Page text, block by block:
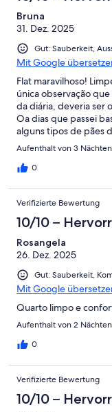
Bruna
31. Dez. 2025
Gut: Sauberkeit,
Mit Google
Flat maravilhoso!
única observação
da diária, deveria ser
Oa dias que passei
alguns tipos de pães
que tem qje melhorar!
Aufenthalt von 3
0
Verifizierte Bewertung
10/10 –
Rosangela
26. Dez. 2025
Gut: Sauberkeit,
Mit Google
Quarto limpo e
Aufenthalt von 2
0
Verifizierte Bewertung
10/10 –